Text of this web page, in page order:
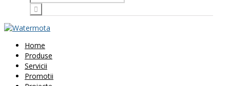
Home
Produse
Servicii
Promotii